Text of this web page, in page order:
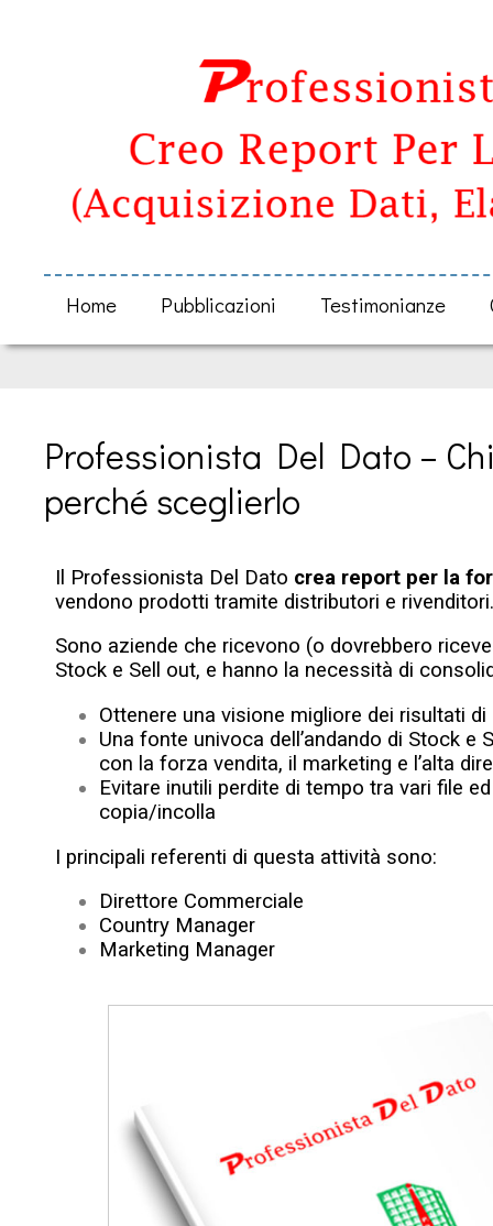
Home Pubblicazioni Testimonianze
Professionista Del Dato –
perché sceglierlo
Il Professionista Del Dato crea report per la
vendono prodotti tramite distributori e rivenditori.
Sono aziende che ricevono (o dovrebbero
Stock e Sell out, e hanno la necessità di
Ottenere una visione migliore dei risultati
Una fonte univoca dell’andando di Stock e
con la forza vendita, il marketing e l’alta
Evitare inutili perdite di tempo tra vari file
copia/incolla
I principali referenti di questa attività sono:
Direttore Commerciale
Country Manager
Marketing Manager